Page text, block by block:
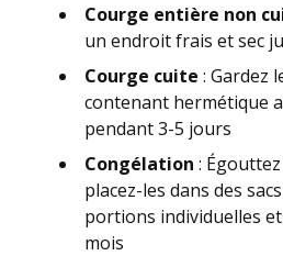
Courge entière non
un endroit frais et sec
Courge cuite : Gardez
contenant hermétique
pendant 3-5 jours
Congélation :
placez-les dans des
portions individuelles et
mois